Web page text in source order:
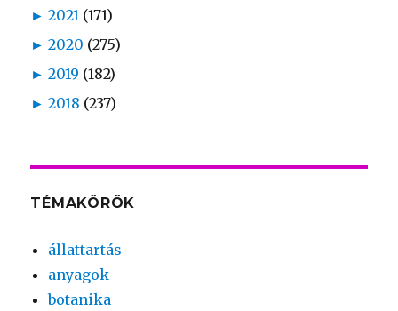
► 2021 (171)
► 2020 (275)
► 2019 (182)
► 2018 (237)
TÉMAKÖRÖK
állattartás
anyagok
botanika